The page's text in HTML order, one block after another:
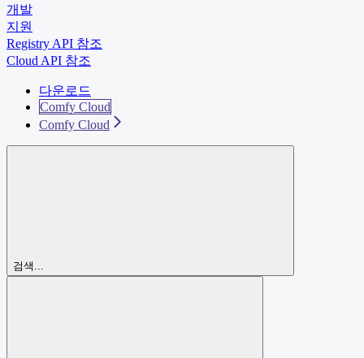
개발
지원
Registry API 참조
Cloud API 참조
다운로드
Comfy Cloud
Comfy Cloud
검색...